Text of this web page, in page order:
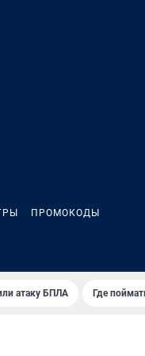
ПРОМОКОДЫ
атаку БПЛА Где